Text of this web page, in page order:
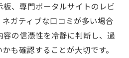
板、専門ポータルサイトのレビ
ガティブな口コミが多い場合
の信憑性を冷静に判断し、過
も確認することが大切です。